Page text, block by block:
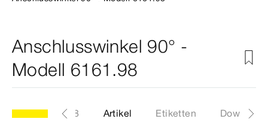
Anschlusswinkel 90° -
Modell 6161.98
Modell 6161.98 Artikel Etiketten